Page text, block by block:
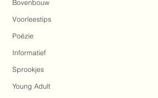
Bovenbouw
Voorleestips
Poëzie
Informatief
Sprookjes
Young Adult